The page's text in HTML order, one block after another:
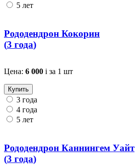
5 лет
Рододендрон Кокорин
(3 года)
Цена: 6 000 i за 1 шт
Купить
3 года
4 года
5 лет
Рододендрон Каннингем Уайт
(3 года)